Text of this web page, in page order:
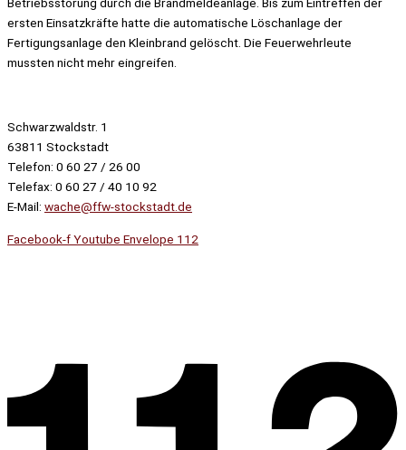
ersten Einsatzkräfte hatte die automatische Löschanlage der
Fertigungsanlage den Kleinbrand gelöscht. Die Feuerwehrleute
mussten nicht mehr eingreifen.
Schwarzwaldstr. 1
63811 Stockstadt
Telefon: 0 60 27 / 26 00
Telefax: 0 60 27 / 40 10 92
E-Mail: wache@ffw-stockstadt.de
Facebook-fYoutube Envelope 112